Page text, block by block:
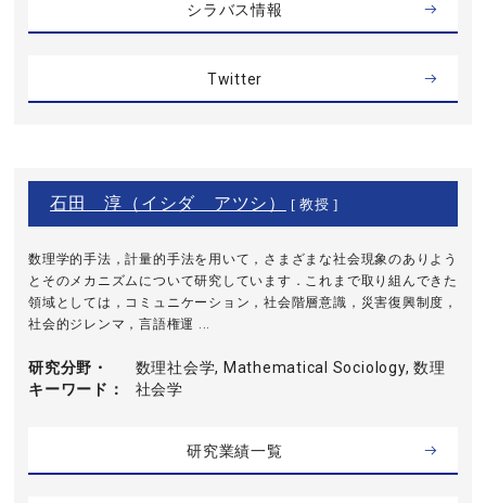
シラバス情報
Twitter
石田 淳（イシダ アツシ） [ 教授 ]
数理学的手法，計量的手法を用いて，さまざまな社会現象のありよう
とそのメカニズムについて研究しています．これまで取り組んできた
領域としては，コミュニケーション，社会階層意識，災害復興制度，
社会的ジレンマ，言語権運 ...
研究分野・
キーワード
数理社会学, Mathematical Sociology, 数理
社会学
研究業績一覧